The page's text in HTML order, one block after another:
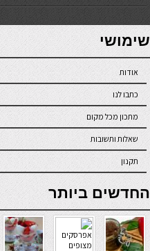
7slots
seriöse online casinos österreich
שימושי
אודות
כתבו לנו
מתכון מכל מקום
שאלות ותשובות
תקנון
online casino
החדשים ביותר